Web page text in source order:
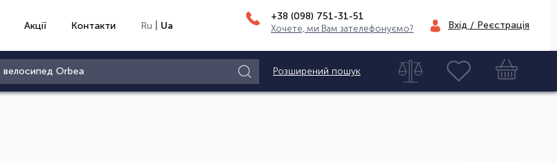
Акції Контакти Ru Ua
+38 (098) 751-31-51
Хочете, ми Вам зателефонуємо? Вхід / Реєстрація
Розширений пошук